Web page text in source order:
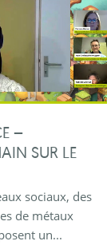
–
SUR LE
sociaux, des
de métaux
un...